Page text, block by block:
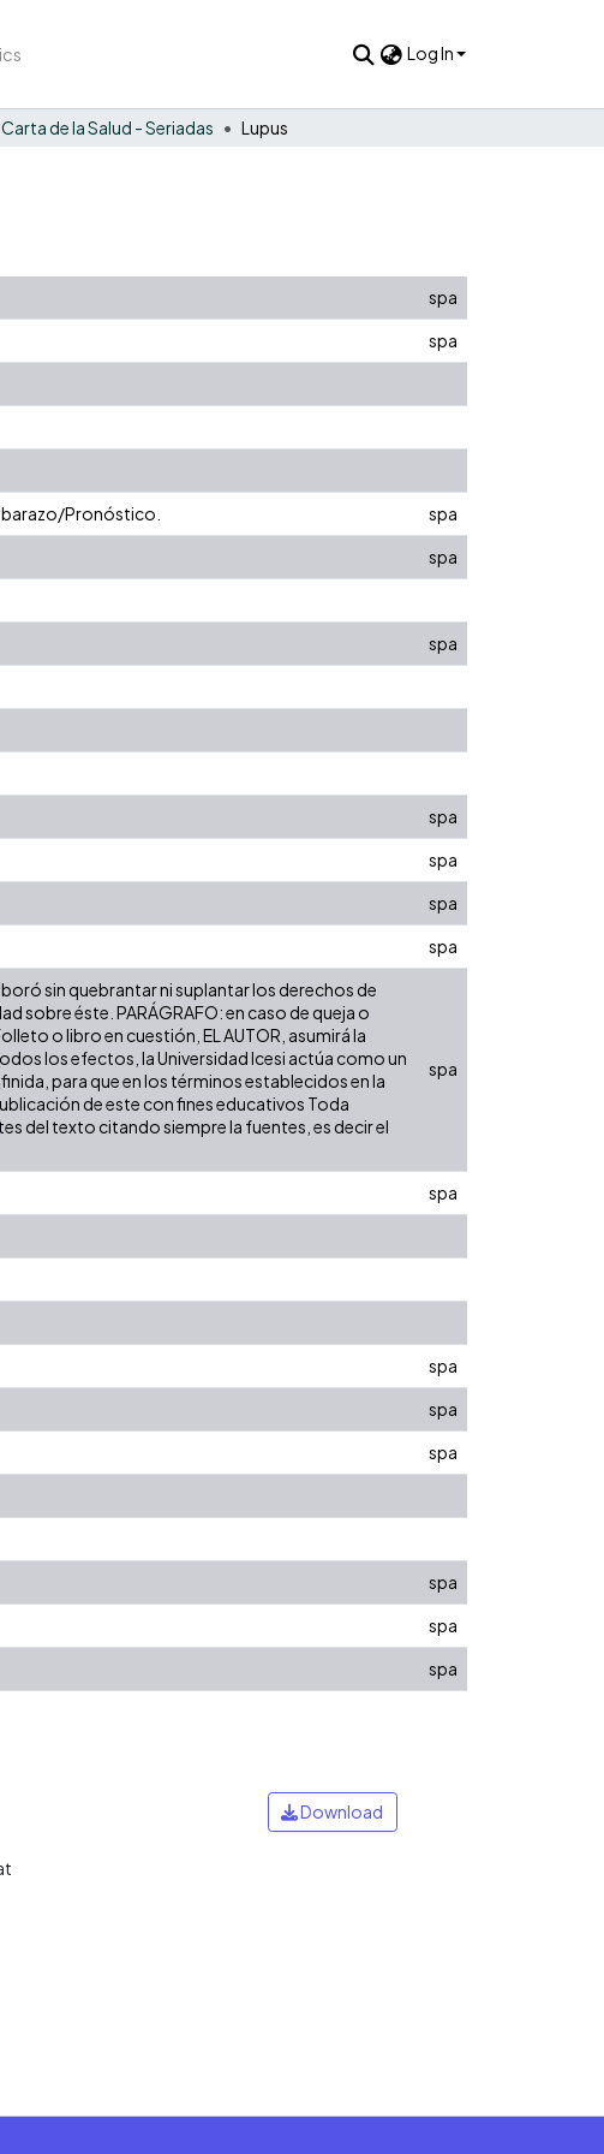
Log In
Carta de la Salud - Seriadas Lupus
spa
spa
Pronóstico.
spa
spa
spa
spa
spa
spa
spa
sin quebrantar ni suplantar los derechos de
sobre éste. PARÁGRAFO: en caso de queja o
o libro en cuestión, EL AUTOR, asumirá la
los efectos, la Universidad Icesi actúa como un
para que en los términos establecidos en la
de este con fines educativos Toda
del texto citando siempre la fuentes, es decir el
spa
spa
spa
spa
spa
spa
spa
spa
Download